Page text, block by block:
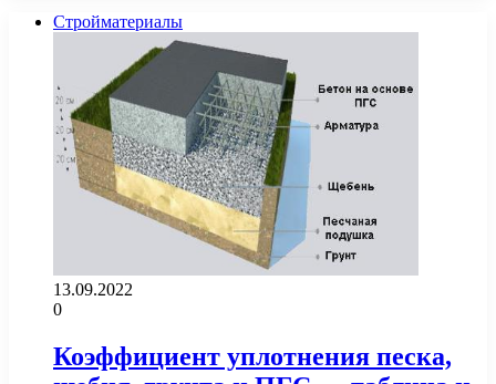
Стройматериалы
13.09.2022
0
Коэффициент уплотнения песка,